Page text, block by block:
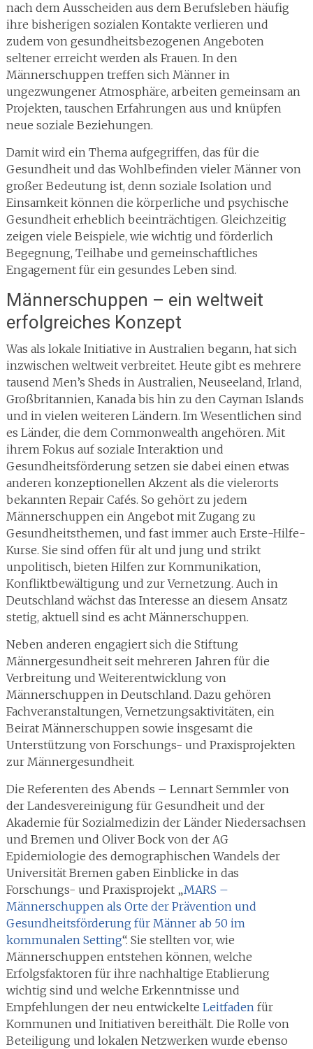
nach dem Ausscheiden aus dem Berufsleben häufig
ihre bisherigen sozialen Kontakte verlieren und
zudem von gesundheitsbezogenen Angeboten
seltener erreicht werden als Frauen. In den
Männerschuppen treffen sich Männer in
ungezwungener Atmosphäre, arbeiten gemeinsam an
Projekten, tauschen Erfahrungen aus und knüpfen
neue soziale Beziehungen.
Damit wird ein Thema aufgegriffen, das für die
Gesundheit und das Wohlbefinden vieler Männer von
großer Bedeutung ist, denn soziale Isolation und
Einsamkeit können die körperliche und psychische
Gesundheit erheblich beeinträchtigen. Gleichzeitig
zeigen viele Beispiele, wie wichtig und förderlich
Begegnung, Teilhabe und gemeinschaftliches
Engagement für ein gesundes Leben sind.
Männerschuppen – ein weltweit
erfolgreiches Konzept
Was als lokale Initiative in Australien begann, hat sich
inzwischen weltweit verbreitet. Heute gibt es mehrere
tausend Men’s Sheds in Australien, Neuseeland, Irland,
Großbritannien, Kanada bis hin zu den Cayman Islands
und in vielen weiteren Ländern. Im Wesentlichen sind
es Länder, die dem Commonwealth angehören. Mit
ihrem Fokus auf soziale Interaktion und
Gesundheitsförderung setzen sie dabei einen etwas
anderen konzeptionellen Akzent als die vielerorts
bekannten Repair Cafés. So gehört zu jedem
Männerschuppen ein Angebot mit Zugang zu
Gesundheitsthemen, und fast immer auch Erste-Hilfe-
Kurse. Sie sind offen für alt und jung und strikt
unpolitisch, bieten Hilfen zur Kommunikation,
Konfliktbewältigung und zur Vernetzung. Auch in
Deutschland wächst das Interesse an diesem Ansatz
stetig, aktuell sind es acht Männerschuppen.
Neben anderen engagiert sich die Stiftung
Männergesundheit seit mehreren Jahren für die
Verbreitung und Weiterentwicklung von
Männerschuppen in Deutschland. Dazu gehören
Fachveranstaltungen, Vernetzungsaktivitäten, ein
Beirat Männerschuppen sowie insgesamt die
Unterstützung von Forschungs- und Praxisprojekten
zur Männergesundheit.
Die Referenten des Abends – Lennart Semmler von
der Landesvereinigung für Gesundheit und der
Akademie für Sozialmedizin der Länder Niedersachsen
und Bremen und Oliver Bock von der AG
Epidemiologie des demographischen Wandels der
Universität Bremen gaben Einblicke in das
Forschungs- und Praxisprojekt „MARS –
Männerschuppen als Orte der Prävention und
Gesundheitsförderung für Männer ab 50 im
kommunalen Setting“. Sie stellten vor, wie
Männerschuppen entstehen können, welche
Erfolgsfaktoren für ihre nachhaltige Etablierung
wichtig sind und welche Erkenntnisse und
Empfehlungen der neu entwickelte Leitfadenfür
Kommunen und Initiativen bereithält. Die Rolle von
Beteiligung und lokalen Netzwerken wurde ebenso